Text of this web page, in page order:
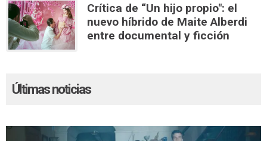
Crítica de “Un hijo propio": el
nuevo híbrido de Maite Alberdi
entre documental y ficción
Últimas noticias